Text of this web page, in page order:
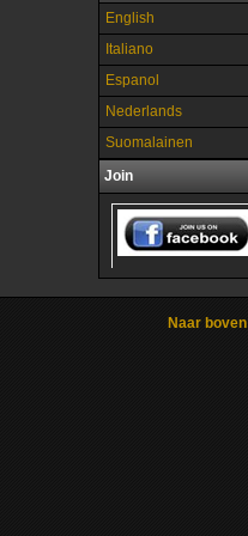
English
Italiano
Espanol
Nederlands
Suomalainen
Join
Naar boven